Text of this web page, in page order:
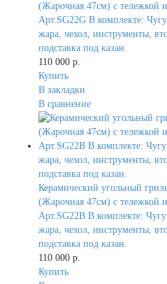
(Жарочная 47см) с тележкой
Арт.SG22G В комплекте:
жара, чехол, инструменты,
подставка под казан.
110 000 р.
Купить
В закладки
В сравнение
Керамический угольный
(Жарочная 47см) с тележкой
Арт.SG22B В комплекте:
жара, чехол, инструменты,
подставка под казан.
110 000 р.
Купить